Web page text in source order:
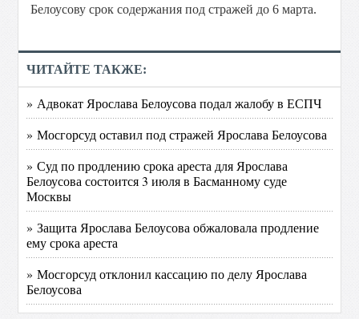
Белоусову срок содержания под стражей до 6 марта.
ЧИТАЙТЕ ТАКЖЕ:
» Адвокат Ярослава Белоусова подал жалобу в ЕСПЧ
» Мосгорсуд оставил под стражей Ярослава Белоусова
» Суд по продлению срока ареста для Ярослава
Белоусова состоится 3 июля в Басманному суде
Москвы
» Защита Ярослава Белоусова обжаловала продление
ему срока ареста
» Мосгорсуд отклонил кассацию по делу Ярослава
Белоусова